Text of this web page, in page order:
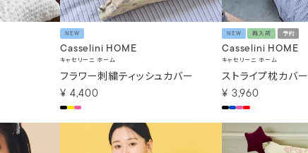
NEW
Casselini HOME
キャセリーニ ホーム
フラワー刺繍ティッシュカバー
¥ 4,400
NEW 再入荷 予約
Casselini HOME
キャセリーニ ホーム
ストライプ枕カバー
¥ 3,960